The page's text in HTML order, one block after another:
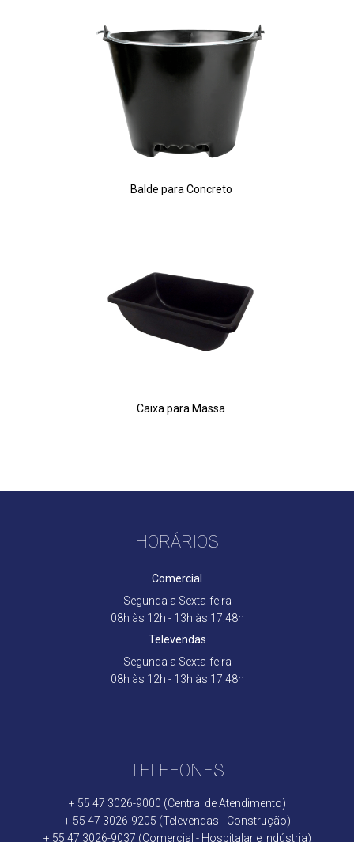
Balde para Concreto
Caixa para Massa
HORÁRIOS
Comercial
Segunda a Sexta-feira
08h às 12h - 13h às 17:48h
Televendas
Segunda a Sexta-feira
08h às 12h - 13h às 17:48h
TELEFONES
+ 55 47 3026-9000 (Central de Atendimento)
+ 55 47 3026-9205 (Televendas - Construção)
+ 55 47 3026-9037 (Comercial - Hospitalar e Indústria)